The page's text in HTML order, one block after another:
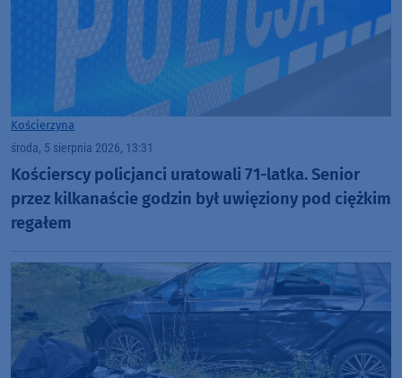
Kościerzyna
środa, 5 sierpnia 2026, 13:31
Kościerscy policjanci uratowali 71-latka. Senior
przez kilkanaście godzin był uwięziony pod ciężkim
regałem